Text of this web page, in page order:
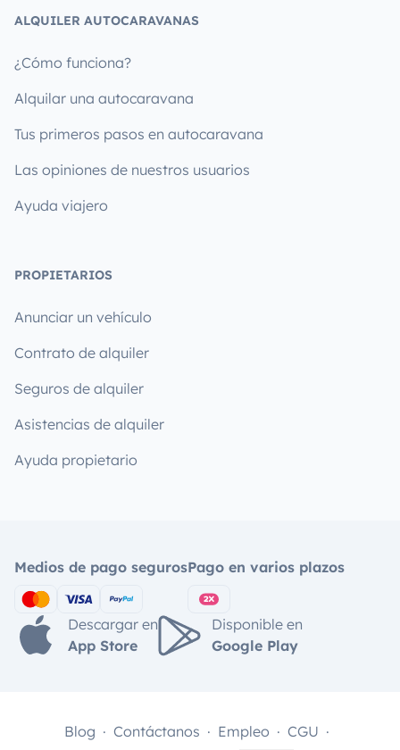
ALQUILER AUTOCARAVANAS
¿Cómo funciona?
Alquilar una autocaravana
Tus primeros pasos en autocaravana
Las opiniones de nuestros usuarios
Ayuda viajero
PROPIETARIOS
Anunciar un vehículo
Contrato de alquiler
Seguros de alquiler
Asistencias de alquiler
Ayuda propietario
Medios de pago segurosPago en varios plazos
Descargar en
App Store
Disponible en
Google Play
Blog Contáctanos Empleo CGU